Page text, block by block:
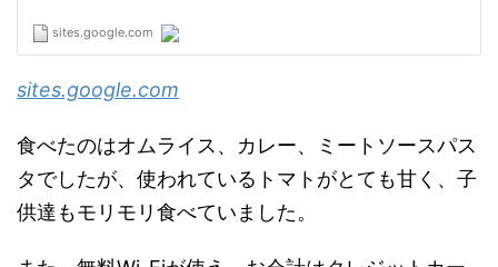
sites.google.com
食べたのはオムライス、カレー、ミートソースパス
タでしたが、使われているトマトがとても甘く、子
供達もモリモリ食べていました。